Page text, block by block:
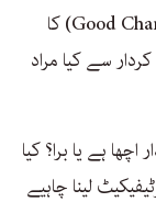
یہ تو کہہ دیا گیا کہ امیدوار اچھے کردار(Good Character) کا
سے کیا مراد
ہے یا برا؟ کیا
لینا چاہیے